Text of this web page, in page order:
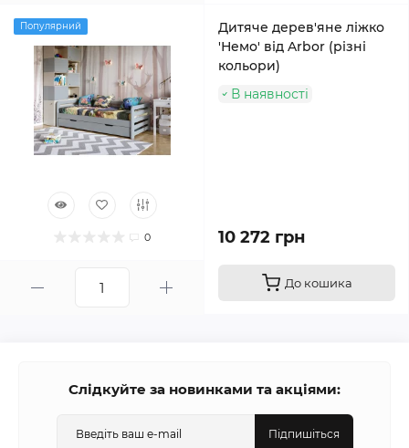
Популярний
0
Дитяче дерев'яне ліжко
'Немо' від Arbor (різні
кольори)
В наявності
10 272 грн
До кошика
Слідкуйте за новинками та акціями:
Підпишіться